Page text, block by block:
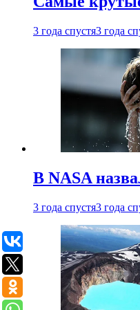
3 года спустя3 года
В NASA
3 года спустя3 года